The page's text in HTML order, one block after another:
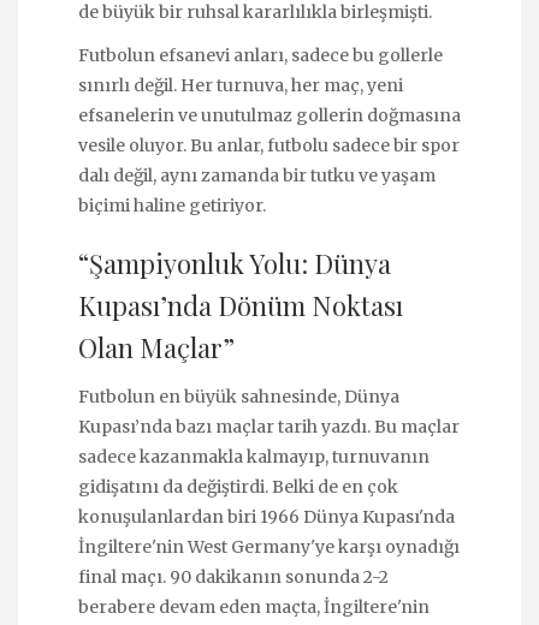
de büyük bir ruhsal kararlılıkla birleşmişti.
Futbolun efsanevi anları, sadece bu gollerle
sınırlı değil. Her turnuva, her maç, yeni
efsanelerin ve unutulmaz gollerin doğmasına
vesile oluyor. Bu anlar, futbolu sadece bir spor
dalı değil, aynı zamanda bir tutku ve yaşam
biçimi haline getiriyor.
“Şampiyonluk Yolu: Dünya
Kupası’nda Dönüm Noktası
Olan Maçlar”
Futbolun en büyük sahnesinde, Dünya
Kupası’nda bazı maçlar tarih yazdı. Bu maçlar
sadece kazanmakla kalmayıp, turnuvanın
gidişatını da değiştirdi. Belki de en çok
konuşulanlardan biri 1966 Dünya Kupası'nda
İngiltere'nin West Germany'ye karşı oynadığı
final maçı. 90 dakikanın sonunda 2-2
berabere devam eden maçta, İngiltere'nin